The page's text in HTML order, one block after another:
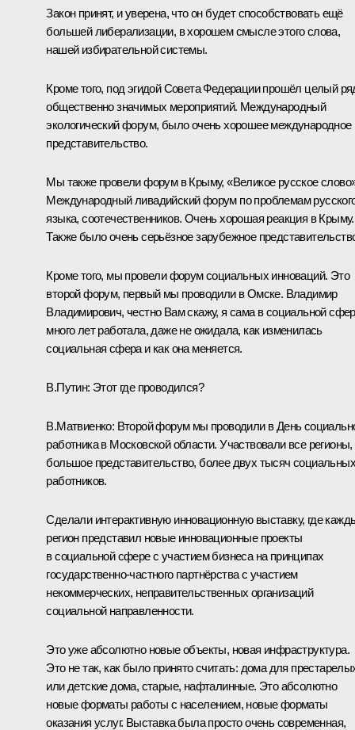
Закон принят, и уверена, что он будет способствовать ещё
большей либерализации, в хорошем смысле этого слова,
нашей избирательной системы.
Кроме того, под эгидой Совета Федерации прошёл целый
общественно значимых мероприятий. Международный
экологический форум, было очень хорошее международное
представительство.
Мы также провели форум в Крыму, «Великое русское
Международный ливадийский форум по проблемам
языка, соотечественников. Очень хорошая реакция в Крыму.
Также было очень серьёзное зарубежное
Кроме того, мы провели форум социальных инноваций. Это
второй форум, первый мы проводили в Омске. Владимир
Владимирович, честно Вам скажу, я сама в социальной
много лет работала, даже не ожидала, как изменилась
социальная сфера и как она меняется.
В.Путин: Этот где проводился?
В.Матвиенко: Второй форум мы проводили в День
работника в Московской области. Участвовали все регионы,
большое представительство, более двух тысяч социальных
работников.
Сделали интерактивную инновационную выставку, где
регион представил новые инновационные проекты
в социальной сфере с участием бизнеса на принципах
государственно-частного партнёрства с участием
некоммерческих, неправительственных организаций
социальной направленности.
Это уже абсолютно новые объекты, новая инфраструктура.
Это не так, как было принято считать: дома для
или детские дома, старые, нафталинные. Это абсолютно
новые форматы работы с населением, новые форматы
оказания услуг. Выставка была просто очень современная,